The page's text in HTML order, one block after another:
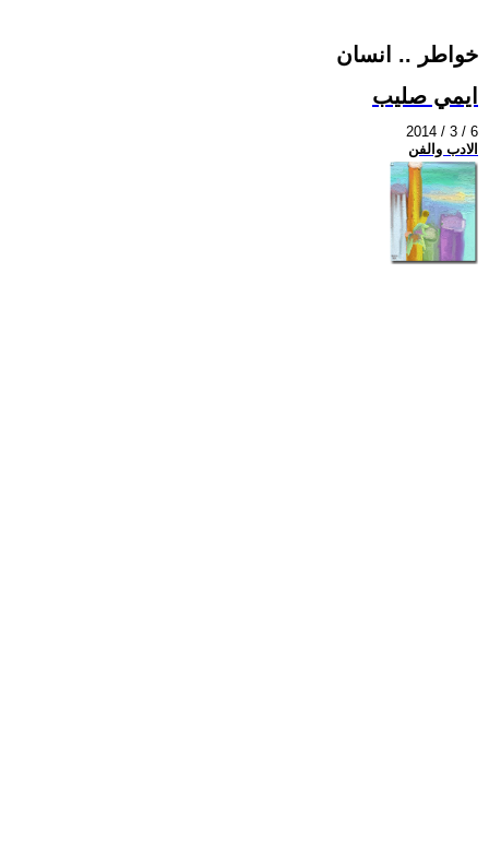
خواطر .. انسان
ايمي صليب
2014 / 3 / 6
الادب والفن